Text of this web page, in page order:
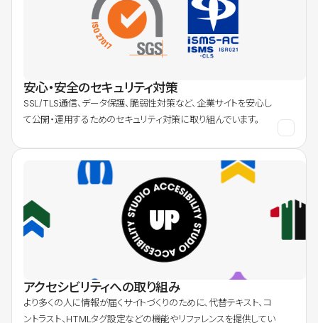
安心・安全のセキュリティ対策
SSL/TLS通信、データ保護、脆弱性対策など、企業サイトを安心し
て公開・運用するためのセキュリティ対策に取り組んでいます。
アクセシビリティへの取り組み
より多くの人に情報が届くサイトづくりのために、代替テキスト、コ
ントラスト、HTMLタグ設定などの機能やリファレンスを提供してい